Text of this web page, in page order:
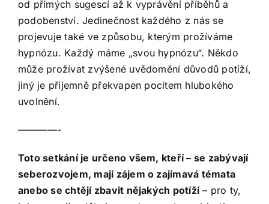
od přímých sugescí až k vyprávění příběhů a
podobenství. Jedinečnost každého z nás se
projevuje také ve způsobu, kterým prožíváme
hypnózu. Každý máme „svou hypnózu“. Někdo
může prožívat zvýšené uvědomění důvodů potíží,
jiný je příjemně překvapen pocitem hlubokého
uvolnění.
————-
Toto setkání je určeno všem, kteří – se zabývají
seberozvojem, mají zájem o zajímavá témata
anebo se chtějí zbavit nějakých potíží– pro ty,